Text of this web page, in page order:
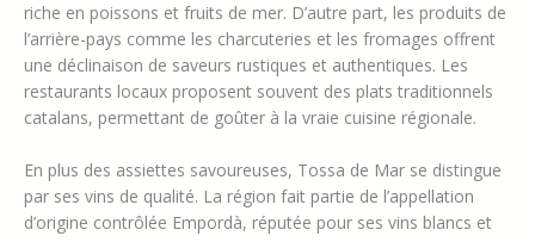
riche en poissons et fruits de mer. D’autre part, les produits de
l’arrière-pays comme les charcuteries et les fromages offrent
une déclinaison de saveurs rustiques et authentiques. Les
restaurants locaux proposent souvent des plats traditionnels
catalans, permettant de goûter à la vraie cuisine régionale.
En plus des assiettes savoureuses, Tossa de Mar se distingue
par ses vins de qualité. La région fait partie de l’appellation
d’origine contrôlée Empordà, réputée pour ses vins blancs et